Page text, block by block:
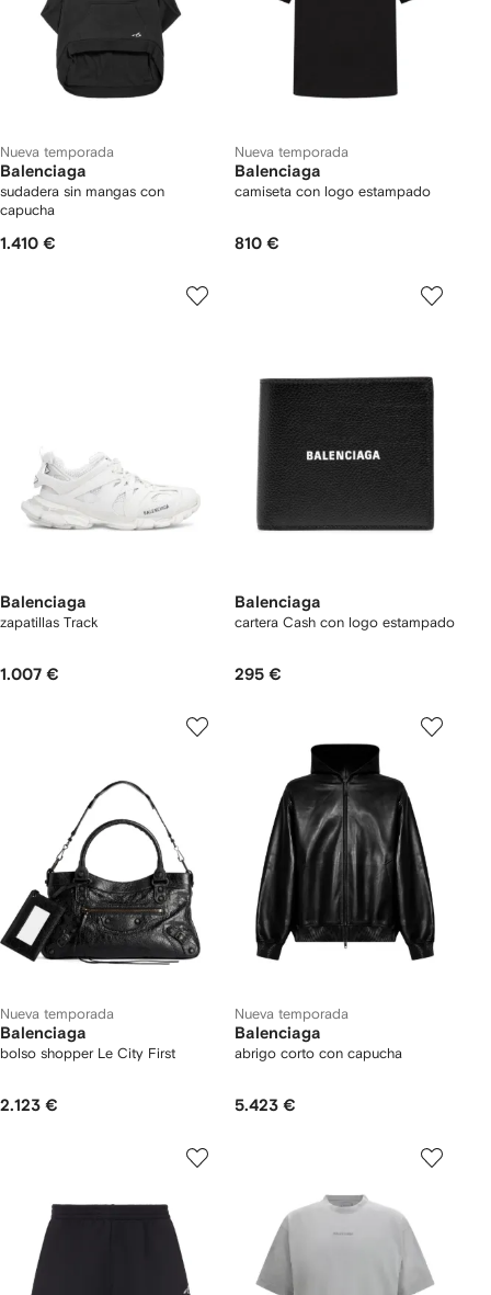
Nueva temporada
Balenciaga
sudadera sin mangas con
capucha
1.410 €
Nueva temporada
Balenciaga
camiseta con logo estampado
810 €
Balenciaga
zapatillas Track
1.007 €
Balenciaga
cartera Cash con logo estampado
295 €
Nueva temporada
Balenciaga
bolso shopper Le City First
2.123 €
Nueva temporada
Balenciaga
abrigo corto con capucha
5.423 €